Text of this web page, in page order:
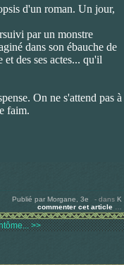
d'un roman. Un jour,
par un monstre
dans son ébauche de
des ses actes... qu'il
On ne s'attend pas à
faim.
Publié par Morgane, 3e - dans K
commenter cet article
>>